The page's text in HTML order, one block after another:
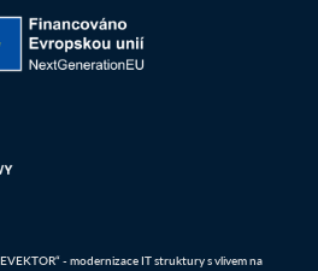
- modernizace IT struktury s vlivem na